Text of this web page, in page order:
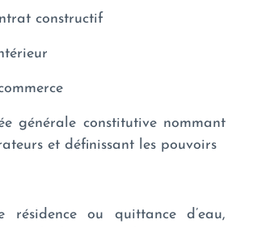
constructif
générale constitutive nommant
et définissant les pouvoirs
résidence ou quittance d’eau,